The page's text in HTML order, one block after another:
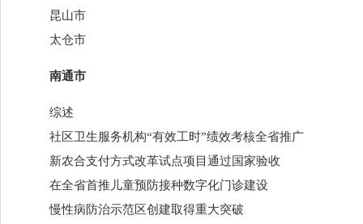
昆山市
太仓市
南通市
综述
社区卫生服务机构“有效工时”绩效考核全省推广
新农合支付方式改革试点项目通过国家验收
在全省首推儿童预防接种数字化门诊建设
慢性病防治示范区创建取得重大突破